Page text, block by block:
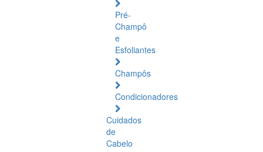
Pré-
Champô
e
Esfoliantes
Champôs
Condicionadores
Cuidados
de
Cabelo